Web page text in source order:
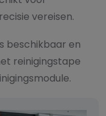
vereisen.
beschikbaar en
reinigingstape